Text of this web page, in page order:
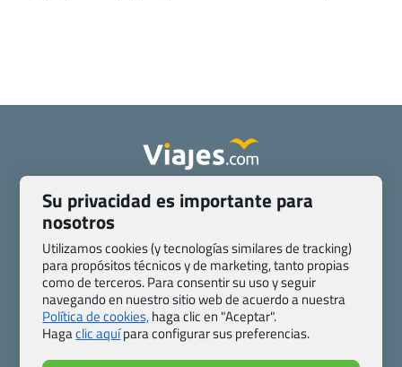
Quienes somos
Contacto
Pasaporte, Visado, Salud y otras disposiciones específicas
Blog de Viajes.com
Registro de agencias
Preguntas frecuentes
Condiciones generales
Política de privacidad y cookies
Transparencia
Todas las páginas – sitemap
Viajes.com
Su privacidad es importante para
nosotros
Utilizamos cookies (y tecnologías similares de tracking)
para propósitos técnicos y de marketing, tanto propias
como de terceros. Para consentir su uso y seguir
navegando en nuestro sitio web de acuerdo a nuestra
Política de cookies,haga clic en "Aceptar".
Hagaclic aquípara configurar sus preferencias.